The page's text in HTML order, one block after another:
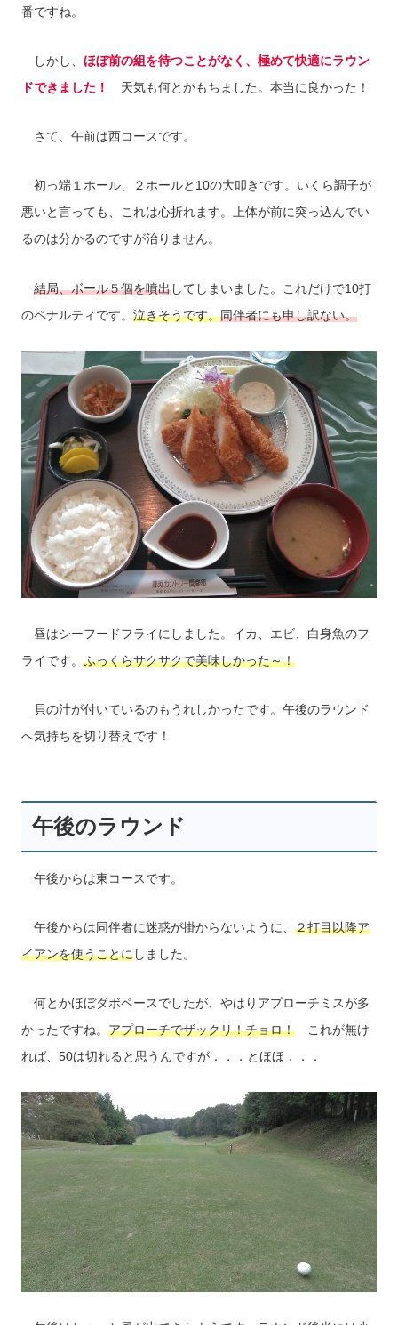
番ですね。
しかし、 ほぼ前の組を待つことがなく、極めて快適にラウン
ドできました！
天気も何とかもちました。本当に良かった！
さて、午前は西コースです。
初っ端１ホール、２ホールと10の大叩きです。いくら調子が
悪いと言っても、これは心折れます。上体が前に突っ込んでい
るのは分かるのですが治りません。
結局、ボール５個を噴出してしまいました。これだけで10打
のペナルティです。 泣きそうです。同伴者にも申し訳ない。
昼はシーフードフライにしました。イカ、エビ、白身魚のフ
ライです。 ふっくらサクサクで美味しかった～！
貝の汁が付いているのもうれしかったです。午後のラウンド
へ気持ちを切り替えです！
午後のラウンド
午後からは東コースです。
午後からは同伴者に迷惑が掛からないように、 ２打目以降ア
イアンを使うことにしました。
何とかほぼダボペースでしたが、やはりアプローチミスが多
かったですね。 アプローチでザックリ！チョロ！ これが無け
れば、50は切れると思うんですが．．．とほほ．．．